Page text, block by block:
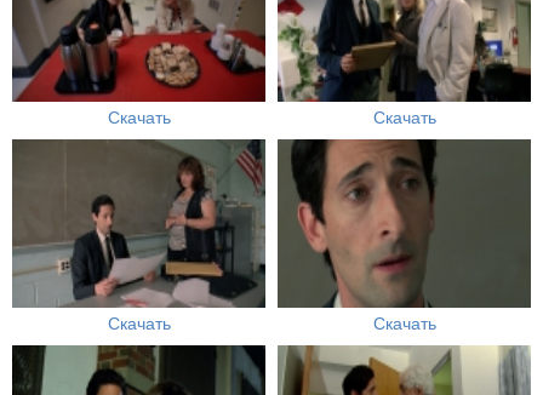
Скачать Скачать
Скачать Скачать